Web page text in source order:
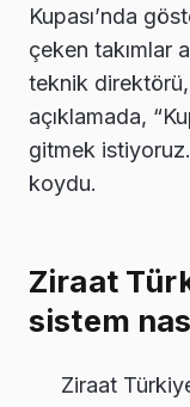
Kupası’nda
çeken takımlar
teknik direktörü,
açıklamada,
gitmek
koydu.
Ziraat
sistem
Ziraat